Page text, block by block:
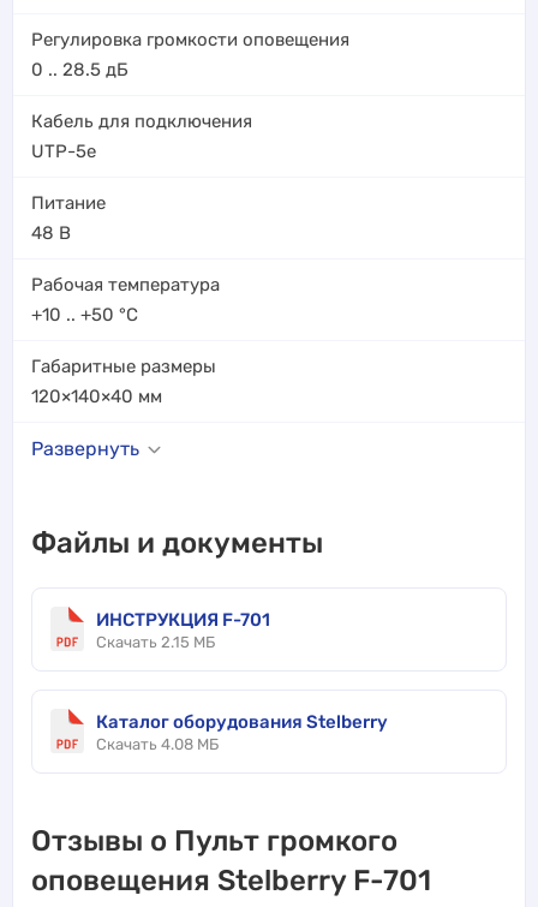
Регулировка громкости оповещения
0 .. 28.5 дБ
Кабель для подключения
UTP-5e
Питание
48 В
Рабочая температура
+10 .. +50 °C
Габаритные размеры
120×140×40 мм
Развернуть
Файлы и документы
ИНСТРУКЦИЯ F-701
Скачать 2.15 МБ
Каталог оборудования Stelberry
Скачать 4.08 МБ
Отзывы о Пульт громкого
оповещения Stelberry F-701